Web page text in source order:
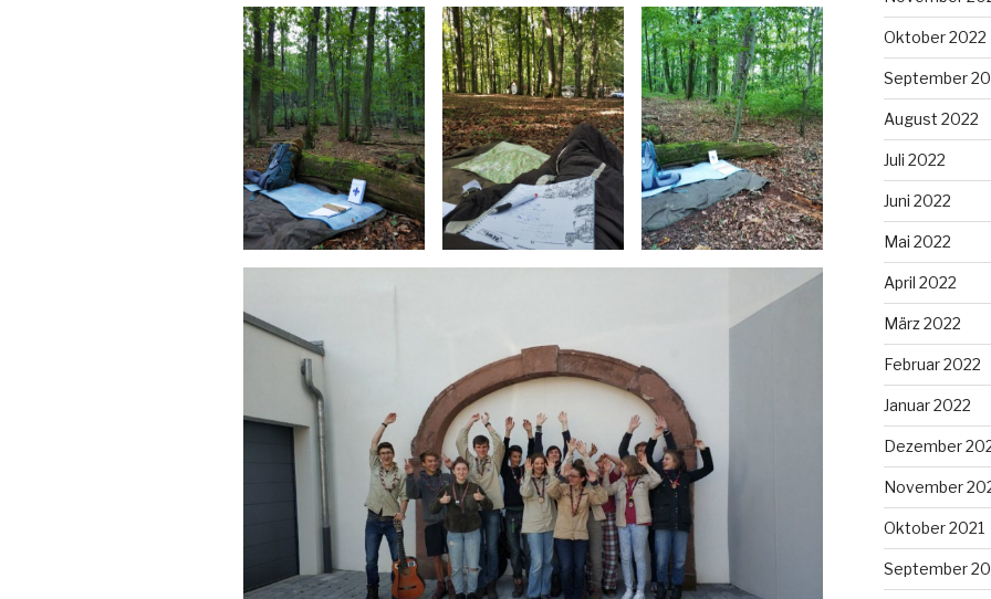
Oktober 2022
September
August 2022
Juli 2022
Juni 2022
Mai 2022
April 2022
März 2022
Februar 2022
Januar 2022
Dezember
November
Oktober 2021
September